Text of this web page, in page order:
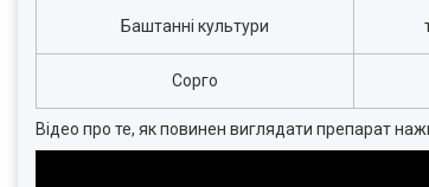
Баштанні культури
Сорго
Відео про те, як повинен виглядати препарат